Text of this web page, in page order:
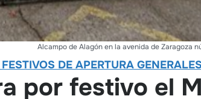
Alcampo de Alagón en la avenida de Zaragoza
DE APERTURA
por festivo el